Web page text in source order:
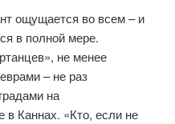
ощущается во всем – и
в полной мере.
не менее
– не раз
на
Каннах. «Кто, если не